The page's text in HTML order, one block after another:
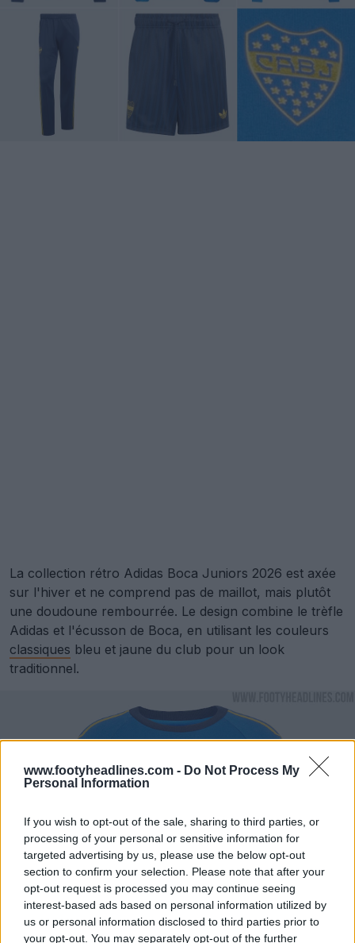
www.footyheadlines.com - Do Not Process My
Personal Information
If you wish to opt-out of the sale, sharing to third parties, or
processing of your personal or sensitive information for
targeted advertising by us, please use the below opt-out
section to confirm your selection. Please note that after your
opt-out request is processed you may continue seeing
interest-based ads based on personal information utilized by
us or personal information disclosed to third parties prior to
your opt-out. You may separately opt-out of the further
La collection rétro Adidas Boca Juniors 2026 est axée
sur l'hiver et ne comprend pas de maillot, mais plutôt
une doudoune rembourrée. Le design combine le trèfle
Adidas et l'écusson de Boca, en utilisant les couleurs
classiques bleu et jaune du club pour un look
traditionnel.